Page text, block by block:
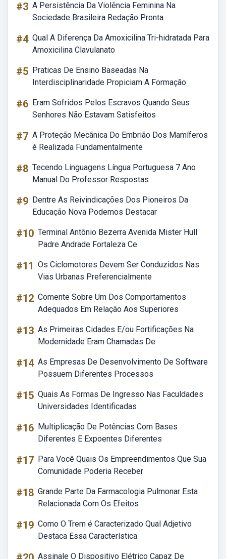
#3 A Persistência Da Violência Feminina Na
Sociedade Brasileira Redação Pronta
#4 Qual A Diferença Da Amoxicilina Tri-hidratada Para
Amoxicilina Clavulanato
#5 Praticas De Ensino Baseadas Na
Interdisciplinaridade Propiciam A Formação
#6 Eram Sofridos Pelos Escravos Quando Seus
Senhores Não Estavam Satisfeitos
#7 A Proteção Mecânica Do Embrião Dos Mamíferos
é Realizada Fundamentalmente
#8 Tecendo Linguagens Língua Portuguesa 7 Ano
Manual Do Professor Respostas
#9 Dentre As Reivindicações Dos Pioneiros Da
Educação Nova Podemos Destacar
#10 Terminal Antônio Bezerra Avenida Mister Hull
Padre Andrade Fortaleza Ce
#11 Os Ciclomotores Devem Ser Conduzidos Nas
Vias Urbanas Preferencialmente
#12 Comente Sobre Um Dos Comportamentos
Adequados Em Relação Aos Superiores
#13 As Primeiras Cidades E/ou Fortificações Na
Modernidade Eram Chamadas De
#14 As Empresas De Desenvolvimento De Software
Possuem Diferentes Processos
#15 Quais As Formas De Ingresso Nas Faculdades
Universidades Identificadas
#16 Multiplicação De Potências Com Bases
Diferentes E Expoentes Diferentes
#17 Para Você Quais Os Empreendimentos Que Sua
Comunidade Poderia Receber
#18 Grande Parte Da Farmacologia Pulmonar Esta
Relacionada Com Os Efeitos
#19 Como O Trem é Caracterizado Qual Adjetivo
Destaca Essa Característica
Assinale O Dispositivo Elétrico Capaz De